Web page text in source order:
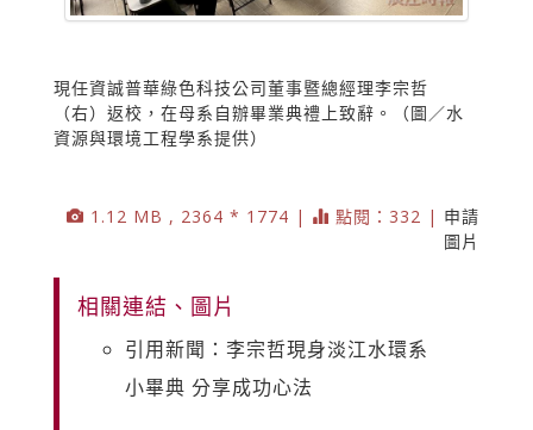
現任資誠普華綠色科技公司董事暨總經理李宗哲
（右）返校，在母系自辦畢業典禮上致辭。（圖／水
資源與環境工程學系提供）
1.12 MB , 2364 * 1774 | 點閱：332 | 申請
圖片
相關連結、圖片
引用新聞：李宗哲現身淡江水環系
小畢典 分享成功心法